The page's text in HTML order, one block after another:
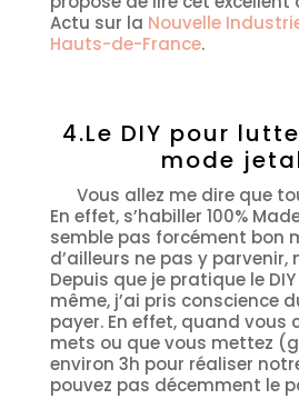
Actu sur la Nouvelle
Hauts-de-France.
4.Le DIY pour
mode
Vous allez me dire que
En effet, s’habiller 100%
semble pas forcément bon
d’ailleurs ne pas y parvenir,
Depuis que je pratique le
même, j’ai pris conscience
payer. En effet, quand vous
mets ou que vous mettez
environ 3h pour réaliser
pouvez pas décemment le